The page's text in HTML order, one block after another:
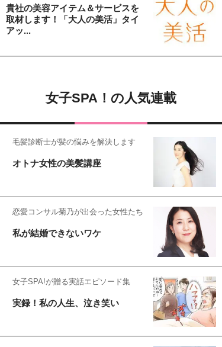
貴社の美容アイテム＆サービスを
取材します！「大人の美活」タイ
アッ...
女子SPA！の人気連載
毛髪診断士が髪の悩みを解決します
オトナ女性の美髪講座
恋愛コンサル菊乃が出会った女性たち
私が結婚できないワケ
女子SPA!が贈る実話エピソード集
実録！私の人生、泣き笑い